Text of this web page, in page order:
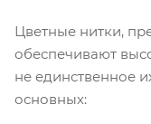
Цветные нитки,
обеспечивают
не единственное
основных: